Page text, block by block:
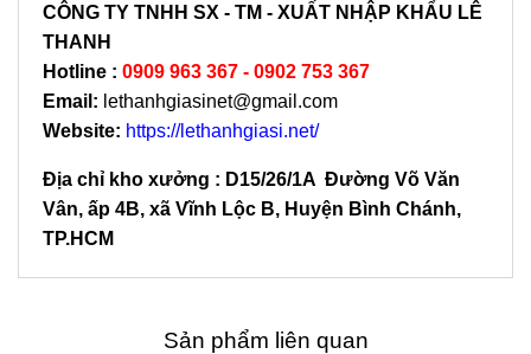
CÔNG TY TNHH SX - TM - XUẤT NHẬP KHẨU LÊ
THANH
Hotline : 0909 963 367 - 0902 753 367
Email: lethanhgiasinet@gmail.com
Website: https://lethanhgiasi.net/
Địa chỉ kho xưởng : D15/26/1A Đường Võ Văn
Vân, ấp 4B, xã Vĩnh Lộc B, Huyện Bình Chánh,
TP.HCM
Sản phẩm liên quan